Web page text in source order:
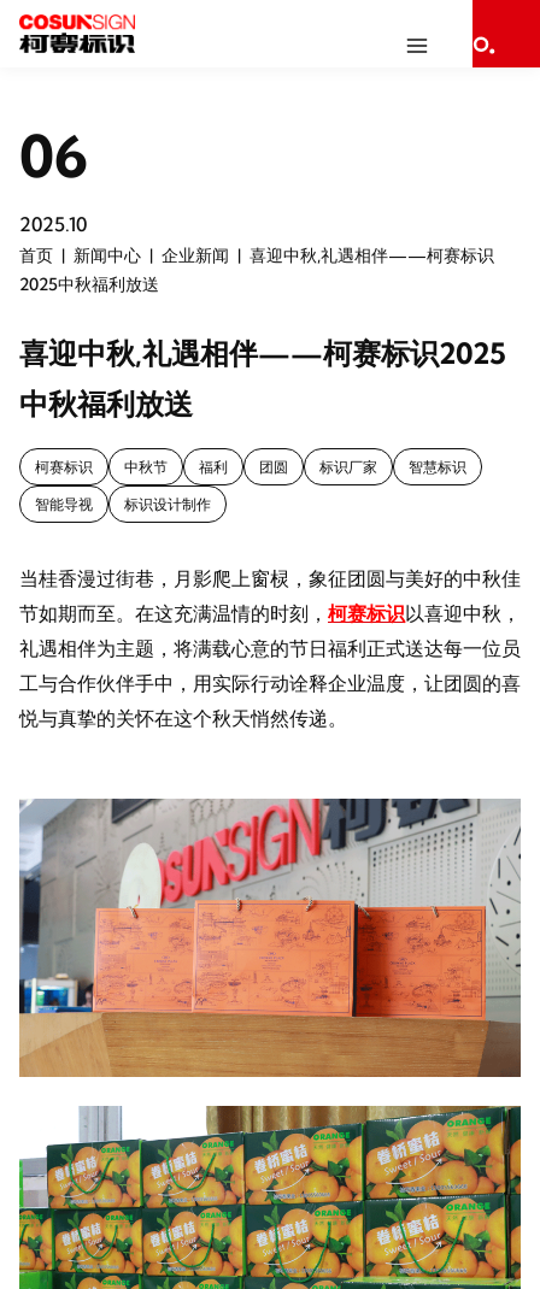
首页 新闻中心 企业新闻
喜迎中秋,礼遇相伴——柯赛标识
2025中秋福利放送
喜迎中秋,礼遇相伴——柯赛标识2025
中秋福利放送
柯赛标识 中秋节 福利 团圆 标识厂家 智慧标识
智能导视 标识设计制作
06
2025.10
当桂香漫过街巷，月影爬上窗棂，象征团圆与美好的中秋佳
节如期而至。在这充满温情的时刻， 柯赛标识 以喜迎中秋，
礼遇相伴为主题，将满载心意的节日福利正式送达每一位员
工与合作伙伴手中，用实际行动诠释企业温度，让团圆的喜
悦与真挚的关怀在这个秋天悄然传递。